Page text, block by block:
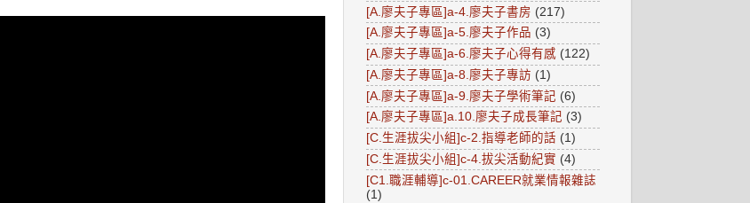
[A.廖夫子專區]a-4.廖夫子書房 (217)
[A.廖夫子專區]a-5.廖夫子作品 (3)
[A.廖夫子專區]a-6.廖夫子心得有感 (122)
[A.廖夫子專區]a-8.廖夫子專訪 (1)
[A.廖夫子專區]a-9.廖夫子學術筆記 (6)
[A.廖夫子專區]a.10.廖夫子成長筆記 (3)
[C.生涯拔尖小組]c-2.指導老師的話 (1)
[C.生涯拔尖小組]c-4.拔尖活動紀實 (4)
[C1.職涯輔導]c-01.CAREER就業情報雜誌
(1)